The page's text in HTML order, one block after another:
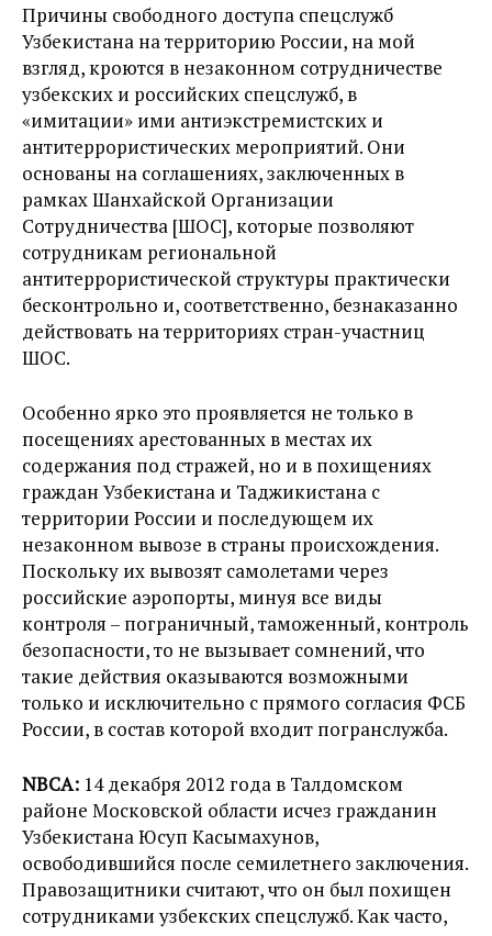
Причины свободного доступа спецслужб
Узбекистана на территорию России, на мой
взгляд, кроются в незаконном сотрудничестве
узбекских и российских спецслужб, в
«имитации» ими антиэкстремистских и
антитеррористических мероприятий. Они
основаны на соглашениях, заключенных в
рамках Шанхайской Организации
Сотрудничества [ШОС], которые позволяют
сотрудникам региональной
антитеррористической структуры практически
бесконтрольно и, соответственно, безнаказанно
действовать на территориях стран-участниц
ШОС.
Особенно ярко это проявляется не только в
посещениях арестованных в местах их
содержания под стражей, но и в похищениях
граждан Узбекистана и Таджикистана с
территории России и последующем их
незаконном вывозе в страны происхождения.
Поскольку их вывозят самолетами через
российские аэропорты, минуя все виды
контроля – пограничный, таможенный, контроль
безопасности, то не вызывает сомнений, что
такие действия оказываются возможными
только и исключительно с прямого согласия ФСБ
России, в состав которой входит погранслужба.
NBCA: 14 декабря 2012 года в Талдомском
районе Московской области исчез гражданин
Узбекистана Юсуп Касымахунов,
освободившийся после семилетнего заключения.
Правозащитники считают, что он был похищен
сотрудниками узбекских спецслужб. Как часто,